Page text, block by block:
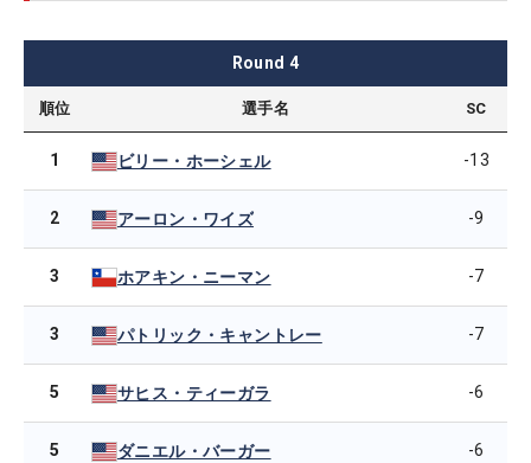
Round 4
順位 選手名 SC
1 ビリー・ホーシェル -13
2 アーロン・ワイズ -9
3 ホアキン・ニーマン -7
3 パトリック・キャントレー -7
5 サヒス・ティーガラ -6
5 ダニエル・バーガー -6